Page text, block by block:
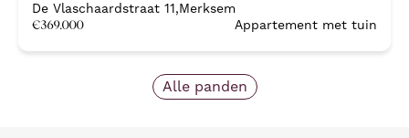
De Vlaschaardstraat 11,Merksem
€369.000 Appartement met tuin
Alle panden